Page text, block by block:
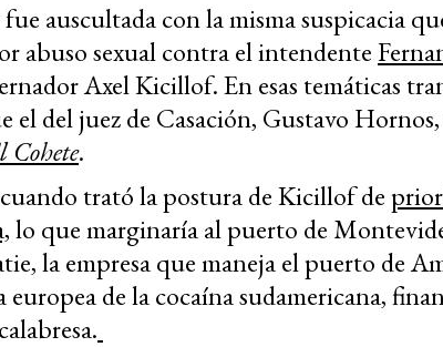
fue auscultada con la misma suspicacia
abuso sexual contra el intendente
Axel Kicillof. En esas temáticas
el del juez de Casación, Gustavo
Cohete.
trató la postura de Kicillof de
lo que marginaría al puerto de
la empresa que maneja el puerto de
de la cocaína sudamericana,
calabresa.